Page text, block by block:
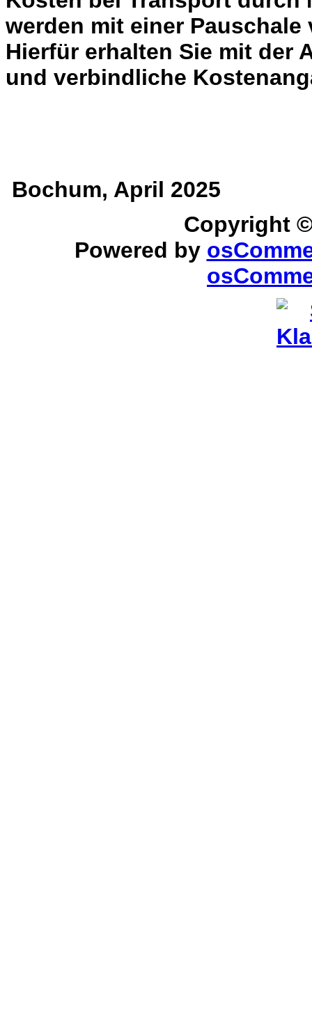
werden mit einer Pauschale
Hierfür erhalten Sie mit der
und verbindliche
Bochum, April 2025
Copyright
Powered by